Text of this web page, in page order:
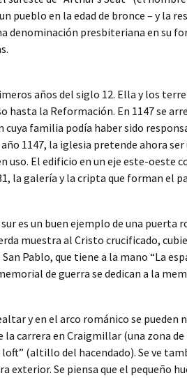
pueblo en la edad de bronce – y la
denominación presbiteriana en su
años del siglo 12. Ella y los
la Reformación. En 1147 se
familia podía haber sido
1147, la iglesia pretende ahora ser
uso. El edificio en un eje este-oeste
la galería y la cripta que forman el
es un buen ejemplo de una puerta
muestra al Cristo crucificado,
Pablo, que tiene a la mano “La
de guerra se dedican a la
y en el arco románico se pueden
carrera en Craigmillar (una zona
loft” (altillo del hacendado). Se ve
exterior. Se piensa que el pequeño